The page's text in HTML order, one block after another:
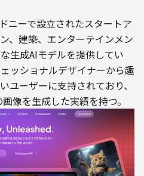
ニーで設立されたスタートア
、建築、エンターテインメン
生成AIモデルを提供してい
ッショナルデザイナーから趣
ユーザーに支持されており、
像を生成した実績を持つ。